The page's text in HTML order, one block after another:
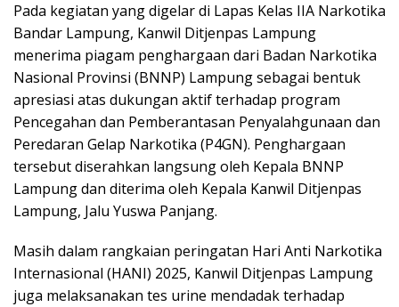
Pada kegiatan yang digelar di Lapas Kelas IIA Narkotika
Bandar Lampung, Kanwil Ditjenpas Lampung
menerima piagam penghargaan dari Badan Narkotika
Nasional Provinsi (BNNP) Lampung sebagai bentuk
apresiasi atas dukungan aktif terhadap program
Pencegahan dan Pemberantasan Penyalahgunaan dan
Peredaran Gelap Narkotika (P4GN). Penghargaan
tersebut diserahkan langsung oleh Kepala BNNP
Lampung dan diterima oleh Kepala Kanwil Ditjenpas
Lampung, Jalu Yuswa Panjang.
Masih dalam rangkaian peringatan Hari Anti Narkotika
Internasional (HANI) 2025, Kanwil Ditjenpas Lampung
juga melaksanakan tes urine mendadak terhadap